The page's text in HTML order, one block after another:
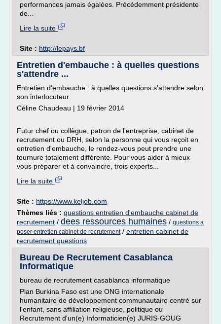
performances jamais égalées. Précédemment présidente
de...
Lire la suite
Site : http://lepays.bf
Entretien d'embauche : à quelles questions
s'attendre ...
Entretien d'embauche : à quelles questions s'attendre selon
son interlocuteur
Céline Chaudeau | 19 février 2014
Futur chef ou collègue, patron de l'entreprise, cabinet de
recrutement ou DRH, selon la personne qui vous reçoit en
entretien d'embauche, le rendez-vous peut prendre une
tournure totalement différente. Pour vous aider à mieux
vous préparer et à convaincre, trois experts...
Lire la suite
Site : https://www.keljob.com
Thèmes liés : questions entretien d'embauche cabinet de
recrutement / dees ressources humaines / questions a
poser entretien cabinet de recrutement/ entretien cabinet de
recrutement questions
Bureau De Recrutement Casablanca
Informatique
bureau de recrutement casablanca informatique
Plan Burkina Faso est une ONG internationale
humanitaire de développement communautaire centré sur
l'enfant, sans affiliation religieuse, politique ou
Recrutement d'un(e) Informaticien(e) JURIS-GOUG